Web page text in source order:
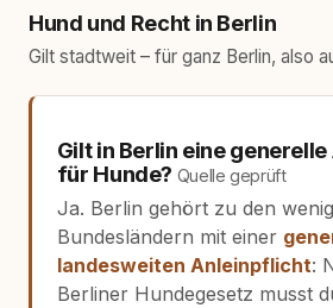
Hund und Recht in Berlin
Gilt stadtweit – für ganz Berlin, also
Gilt in Berlin eine
für Hunde? Quelle geprüft
Ja. Berlin gehört zu den
Bundesländern mit einer
landesweiten Anleinpflicht:
Berliner Hundegesetz musst